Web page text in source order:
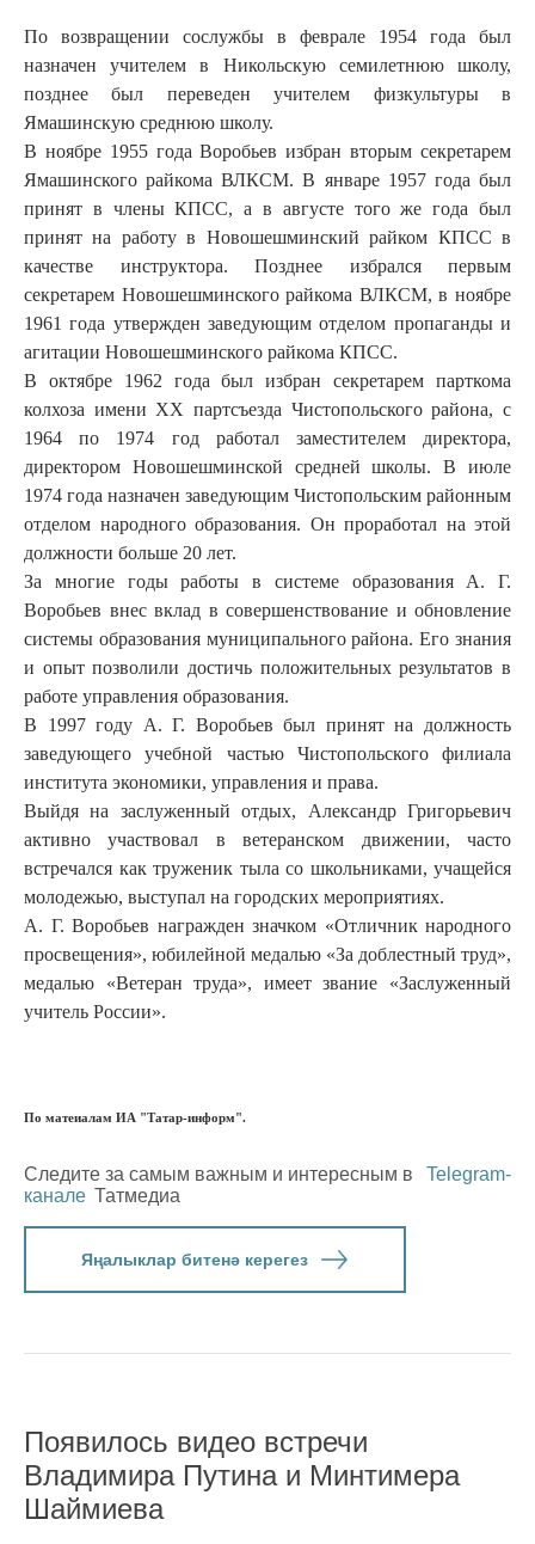
По возвращении сослужбы в феврале 1954 года был
назначен учителем в Никольскую семилетнюю школу,
позднее был переведен учителем физкультуры в
Ямашинскую среднюю школу.
В ноябре 1955 года Воробьев избран вторым секретарем
Ямашинского райкома ВЛКСМ. В январе 1957 года был
принят в члены КПСС, а в августе того же года был
принят на работу в Новошешминский райком КПСС в
качестве инструктора. Позднее избрался первым
секретарем Новошешминского райкома ВЛКСМ, в ноябре
1961 года утвержден заведующим отделом пропаганды и
агитации Новошешминского райкома КПСС.
В октябре 1962 года был избран секретарем парткома
колхоза имени ХХ партсъезда Чистопольского района, с
1964 по 1974 год работал заместителем директора,
директором Новошешминской средней школы. В июле
1974 года назначен заведующим Чистопольским районным
отделом народного образования. Он проработал на этой
должности больше 20 лет.
За многие годы работы в системе образования А. Г.
Воробьев внес вклад в совершенствование и обновление
системы образования муниципального района. Его знания
и опыт позволили достичь положительных результатов в
работе управления образования.
В 1997 году А. Г. Воробьев был принят на должность
заведующего учебной частью Чистопольского филиала
института экономики, управления и права.
Выйдя на заслуженный отдых, Александр Григорьевич
активно участвовал в ветеранском движении, часто
встречался как труженик тыла со школьниками, учащейся
молодежью, выступал на городских мероприятиях.
А. Г. Воробьев награжден значком «Отличник народного
просвещения», юбилейной медалью «За доблестный труд»,
медалью «Ветеран труда», имеет звание «Заслуженный
учитель России».
По матеиалам ИА "Татар-информ".
Следите за самым важным и интересным в
Telegram-
канале Татмедиа
Яңалыклар битенә керегез
Появилось видео встречи
Владимира Путина и Минтимера
Шаймиева